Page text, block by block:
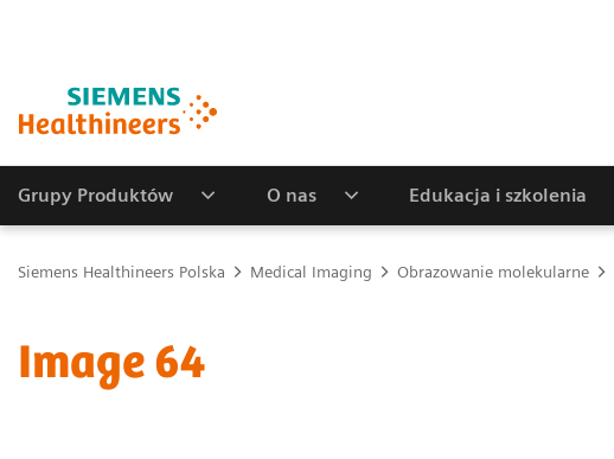
Grupy Produktów O nas Edukacja i szkolenia
Siemens Healthineers Polska Medical Imaging Obrazowanie molekularne
Image 64